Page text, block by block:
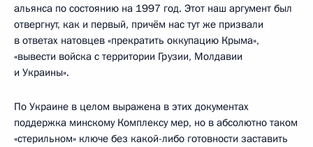
альянса по состоянию на 1997 год. Этот наш аргумент был
отвергнут, как и первый, причём нас тут же призвали
в ответах натовцев «прекратить оккупацию Крыма»,
«вывести войска с территории Грузии, Молдавии
и Украины».
По Украине в целом выражена в этих документах
поддержка минскому Комплексу мер, но в абсолютно таком
«стерильном» ключе без какой-либо готовности заставить